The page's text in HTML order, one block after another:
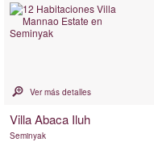
Ver más detalles
Villa Abaca Iluh
Seminyak